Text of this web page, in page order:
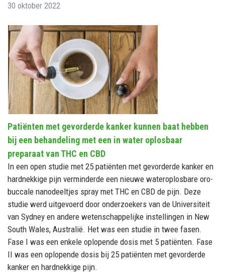
30 oktober 2022
Patiënten met gevorderde kanker kunnen baat hebben
bij een behandeling met een in water oplosbaar
preparaat van THC en CBD
In een open studie met 25 patiënten met gevorderde kanker en
hardnekkige pijn verminderde een nieuwe wateroplosbare oro-
buccale nanodeeltjes spray met THC en CBD de pijn. Deze
studie werd uitgevoerd door onderzoekers van de Universiteit
van Sydney en andere wetenschappelijke instellingen in New
South Wales, Australië. Het was een studie in twee fasen.
Fase I was een enkele oplopende dosis met 5 patiënten. Fase
II was een oplopende dosis bij 25 patiënten met gevorderde
kanker en hardnekkige pijn.